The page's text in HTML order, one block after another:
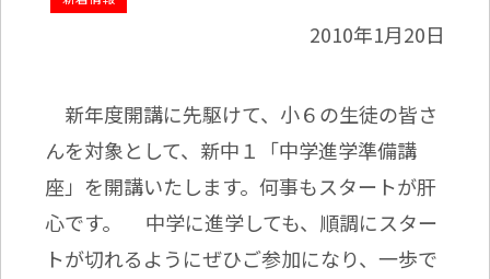
2010年1月20日
新年度開講に先駆けて、小６の生徒の皆さ
んを対象として、新中１「中学進学準備講
座」を開講いたします。何事もスタートが肝
心です。 中学に進学しても、順調にスター
トが切れるようにぜひご参加になり、一歩で